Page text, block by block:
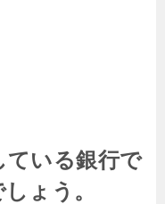
ている銀行で
ょう。